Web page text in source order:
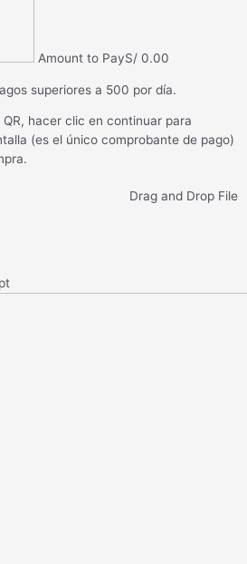
Amount to PayS/ 0.00
superiores a 500 por día.
hacer clic en continuar para
(es el único comprobante de pago)
Drag and Drop File